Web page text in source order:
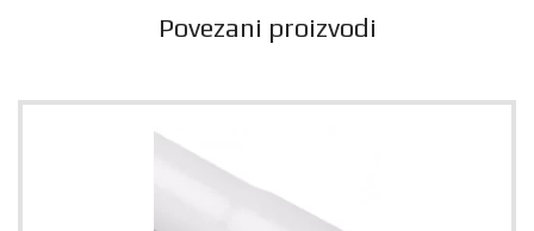
Povezani proizvodi